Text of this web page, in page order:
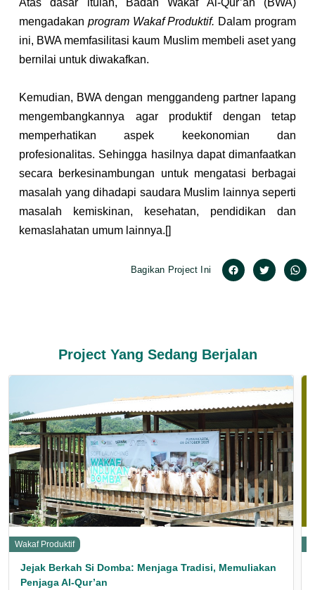
Atas dasar itulah, Badan Wakaf Al-Qur’an (BWA)
mengadakan program Wakaf Produktif. Dalam program
ini, BWA memfasilitasi kaum Muslim membeli aset yang
bernilai untuk diwakafkan.
Kemudian, BWA dengan menggandeng partner lapang
mengembangkannya agar produktif dengan tetap
memperhatikan aspek keekonomian dan
profesionalitas. Sehingga hasilnya dapat dimanfaatkan
secara berkesinambungan untuk mengatasi berbagai
masalah yang dihadapi saudara Muslim lainnya seperti
masalah kemiskinan, kesehatan, pendidikan dan
kemaslahatan umum lainnya.[]
Bagikan Project Ini
Project Yang Sedang Berjalan
Wakaf Produktif
Jejak Berkah Si Domba: Menjaga Tradisi, Memuliakan
Penjaga Al-Qur’an